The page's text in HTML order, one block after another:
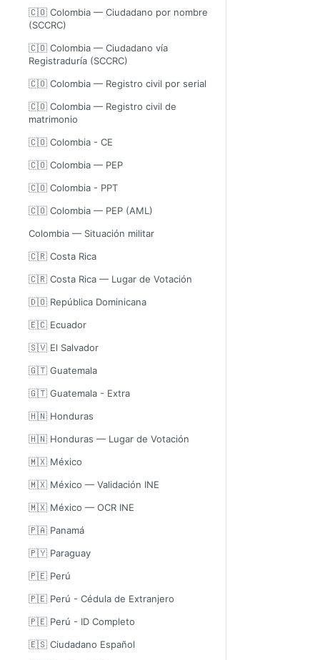
🇨🇴 Colombia — Ciudadano por nombre
(SCCRC)
🇨🇴 Colombia — Ciudadano vía
Registraduría (SCCRC)
🇨🇴 Colombia — Registro civil por serial
🇨🇴 Colombia — Registro civil de
matrimonio
🇨🇴 Colombia - CE
🇨🇴 Colombia — PEP
🇨🇴 Colombia - PPT
🇨🇴 Colombia — PEP (AML)
Colombia — Situación militar
🇨🇷 Costa Rica
🇨🇷 Costa Rica — Lugar de Votación
🇩🇴 República Dominicana
🇪🇨 Ecuador
🇸🇻 El Salvador
🇬🇹 Guatemala
🇬🇹 Guatemala - Extra
🇭🇳 Honduras
🇭🇳 Honduras — Lugar de Votación
🇲🇽 México
🇲🇽 México — Validación INE
🇲🇽 México — OCR INE
🇵🇦 Panamá
🇵🇾 Paraguay
🇵🇪 Perú
🇵🇪 Perú - Cédula de Extranjero
🇵🇪 Perú - ID Completo
🇪🇸 Ciudadano Español